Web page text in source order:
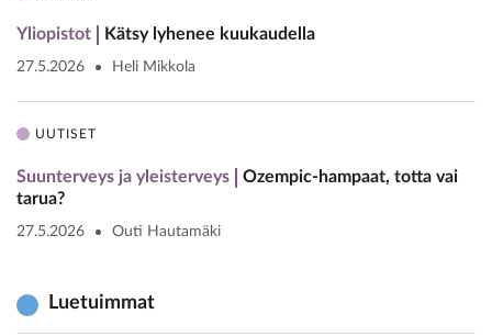
Yliopistot Kätsy lyhenee kuukaudella
27.5.2026 Heli Mikkola
UUTISET
Suunterveys ja yleisterveys
Ozempic-hampaat, totta vai
tarua?
27.5.2026 Outi Hautamäki
Luetuimmat